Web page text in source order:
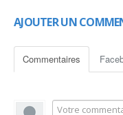
AJOUTER UN
Commentaires